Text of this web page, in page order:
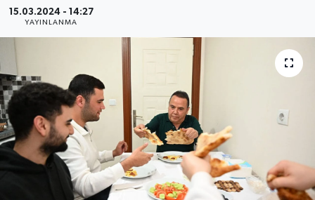
15.03.2024 - 14:27
YAYINLANMA
Gündem
Günün Manşetleri
Haber Kuşakları
Haberler
KANALV Spor
Kültür Sanat
Son Dakika Haberleri